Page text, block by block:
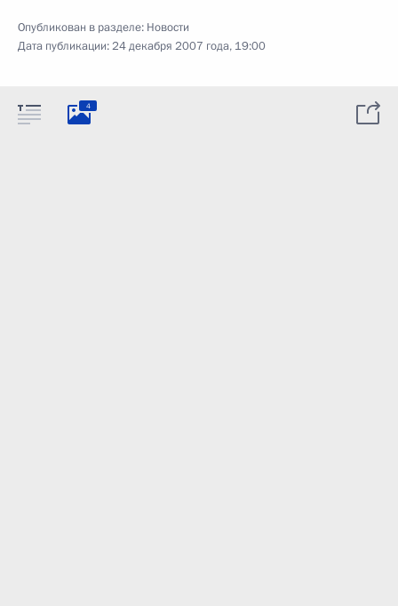
Опубликован в разделе: Новости
Дата публикации:24 декабря 2007 года, 19:00
4